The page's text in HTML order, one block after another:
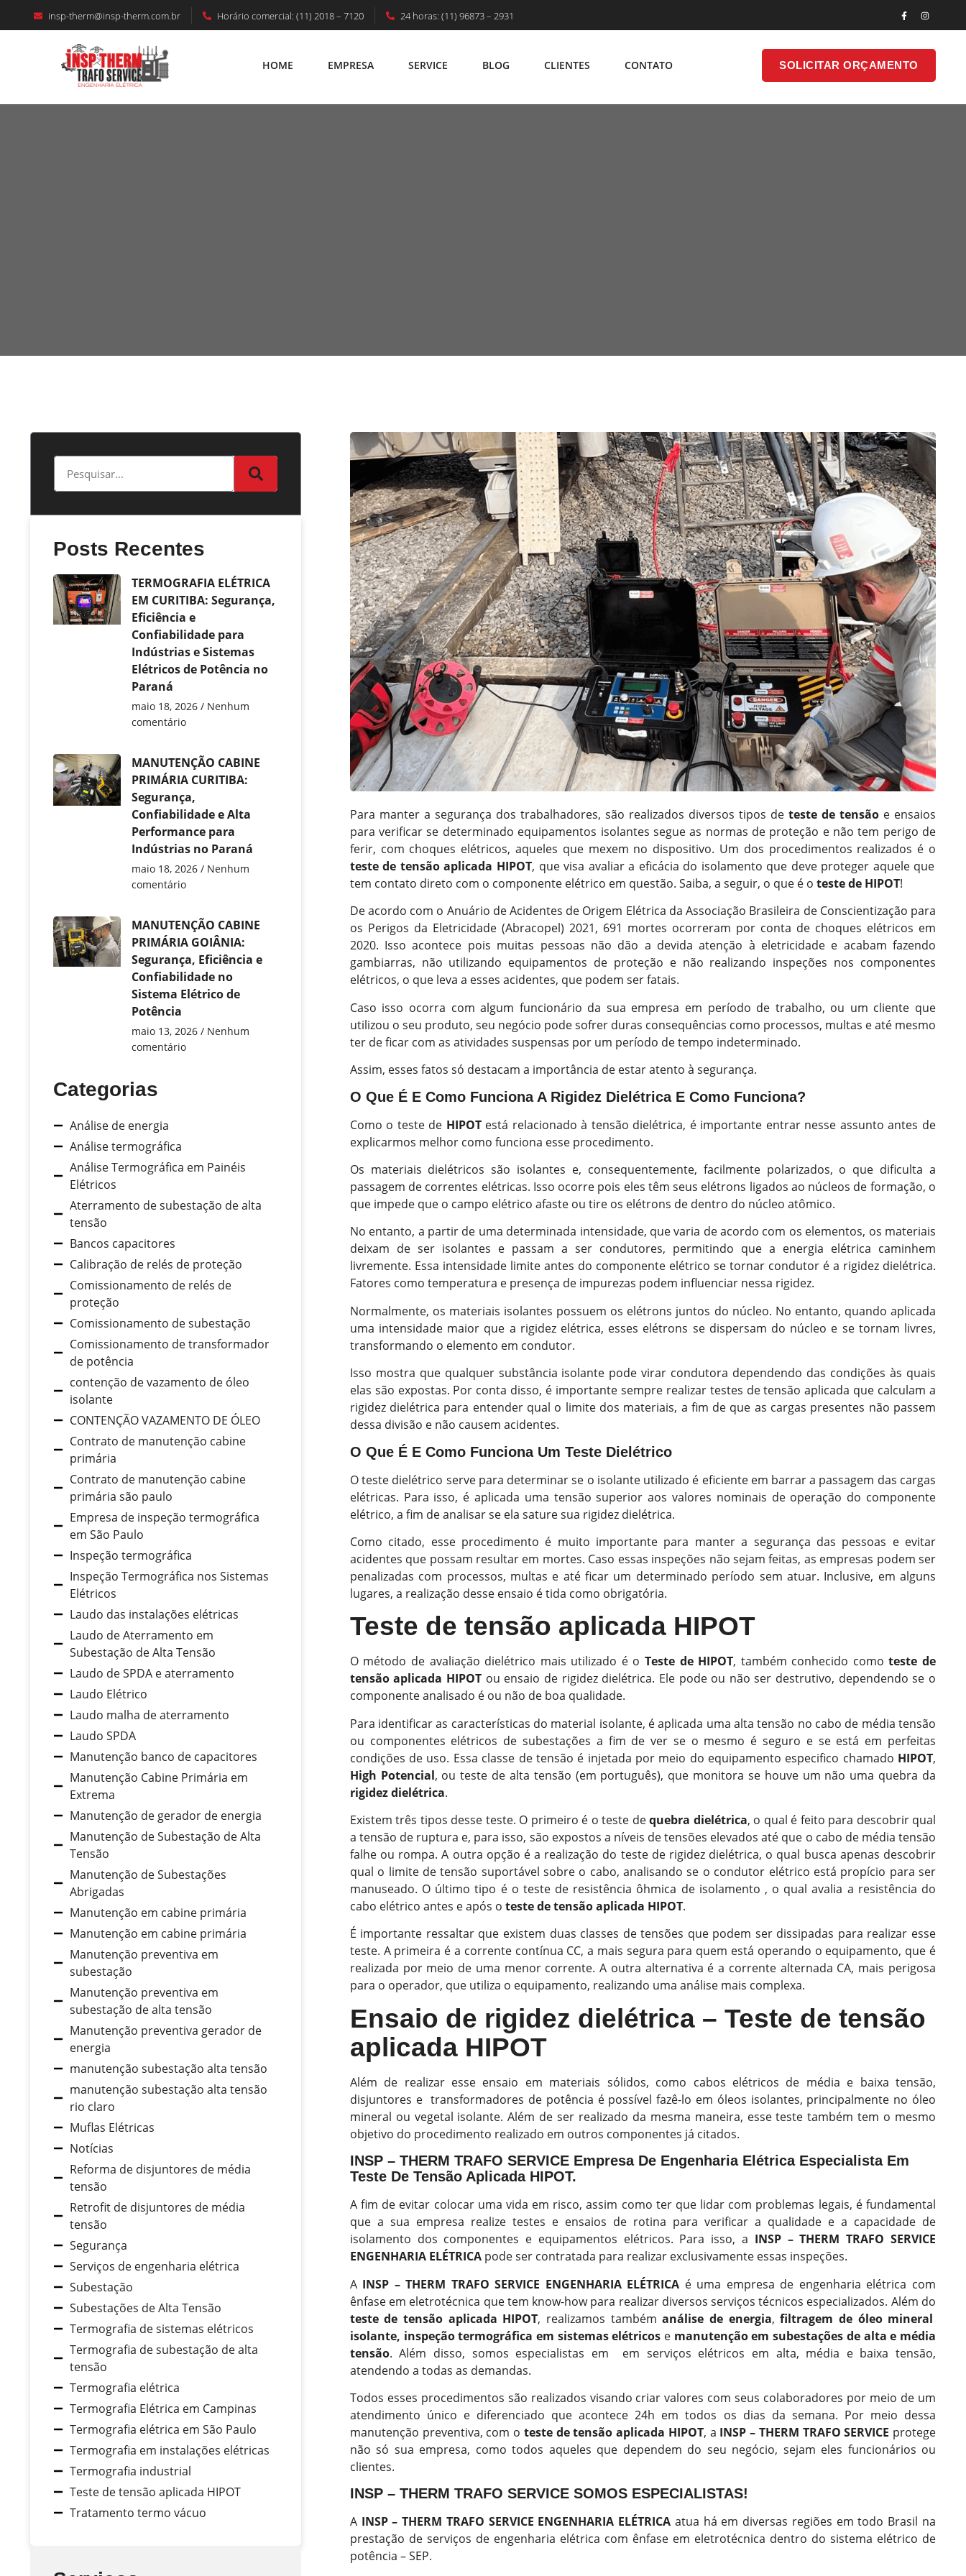
insp-therm@insp-therm.com.br Horário comercial: (11) 2018 – 7120 24 horas: (11) 96873 – 2931
HOME EMPRESA SERVICE BLOG CLIENTES CONTATO SOLICITAR ORÇAMENTO
HOME EMPRESA SERVICE BLOG CLIENTES CONTATO
SOLICITAR
ORÇAMENTO
Posts Recentes
TERMOGRAFIA ELÉTRICA
EM CURITIBA: Segurança,
Eficiência e
Confiabilidade para
Indústrias e Sistemas
Elétricos de Potência no
Paraná
maio 18, 2026 Nenhum
comentário
MANUTENÇÃO CABINE
PRIMÁRIA CURITIBA:
Segurança,
Confiabilidade e Alta
Performance para
Indústrias no Paraná
maio 18, 2026 Nenhum
comentário
MANUTENÇÃO CABINE
PRIMÁRIA GOIÂNIA:
Segurança, Eficiência e
Confiabilidade no
Sistema Elétrico de
Potência
maio 13, 2026 Nenhum
comentário
Categorias
Análise de energia
Análise termográfica
Análise Termográfica em Painéis
Elétricos
Aterramento de subestação de alta
tensão
Bancos capacitores
Calibração de relés de proteção
Comissionamento de relés de
proteção
Comissionamento de subestação
Comissionamento de transformador
de potência
contenção de vazamento de óleo
isolante
CONTENÇÃO VAZAMENTO DE ÓLEO
Contrato de manutenção cabine
primária
Contrato de manutenção cabine
primária são paulo
Empresa de inspeção termográfica
em São Paulo
Inspeção termográfica
Inspeção Termográfica nos Sistemas
Elétricos
Laudo das instalações elétricas
Laudo de Aterramento em
Subestação de Alta Tensão
Laudo de SPDA e aterramento
Laudo Elétrico
Laudo malha de aterramento
Laudo SPDA
Manutenção banco de capacitores
Manutenção Cabine Primária em
Extrema
Manutenção de gerador de energia
Manutenção de Subestação de Alta
Tensão
Manutenção de Subestações
Abrigadas
Manutenção em cabine primária
Manutenção em cabine primária
Manutenção preventiva em
subestação
Manutenção preventiva em
subestação de alta tensão
Manutenção preventiva gerador de
energia
manutenção subestação alta tensão
manutenção subestação alta tensão
rio claro
Muflas Elétricas
Notícias
Reforma de disjuntores de média
tensão
Retrofit de disjuntores de média
tensão
Segurança
Serviços de engenharia elétrica
Subestação
Subestações de Alta Tensão
Termografia de sistemas elétricos
Termografia de subestação de alta
tensão
Termografia elétrica
Termografia Elétrica em Campinas
Termografia elétrica em São Paulo
Termografia em instalações elétricas
Termografia industrial
Teste de tensão aplicada HIPOT
Tratamento termo vácuo
Para manter a segurança dos trabalhadores, são realizados diversos tipos de teste de tensãoe ensaios
para verificar se determinado equipamentos isolantes segue as normas de proteção e não tem perigo de
ferir, com choques elétricos, aqueles que mexem no dispositivo. Um dos procedimentos realizados é o
teste de tensão aplicada HIPOT, que visa avaliar a eficácia do isolamento que deve proteger aquele que
tem contato direto com o componente elétrico em questão. Saiba, a seguir, o que é o teste de HIPOT!
De acordo com o Anuário de Acidentes de Origem Elétrica da Associação Brasileira de Conscientização para
os Perigos da Eletricidade (Abracopel) 2021, 691 mortes ocorreram por conta de choques elétricos em
2020. Isso acontece pois muitas pessoas não dão a devida atenção à eletricidade e acabam fazendo
gambiarras, não utilizando equipamentos de proteção e não realizando inspeções nos componentes
elétricos, o que leva a esses acidentes, que podem ser fatais.
Caso isso ocorra com algum funcionário da sua empresa em período de trabalho, ou um cliente que
utilizou o seu produto, seu negócio pode sofrer duras consequências como processos, multas e até mesmo
ter de ficar com as atividades suspensas por um período de tempo indeterminado.
Assim, esses fatos só destacam a importância de estar atento à segurança.
O Que É E Como Funciona A Rigidez Dielétrica E Como Funciona?
Como o teste de HIPOTestá relacionado à tensão dielétrica, é importante entrar nesse assunto antes de
explicarmos melhor como funciona esse procedimento.
Os materiais dielétricos são isolantes e, consequentemente, facilmente polarizados, o que dificulta a
passagem de correntes elétricas. Isso ocorre pois eles têm seus elétrons ligados ao núcleos de formação, o
que impede que o campo elétrico afaste ou tire os elétrons de dentro do núcleo atômico.
No entanto, a partir de uma determinada intensidade, que varia de acordo com os elementos, os materiais
deixam de ser isolantes e passam a ser condutores, permitindo que a energia elétrica caminhem
livremente. Essa intensidade limite antes do componente elétrico se tornar condutor é a rigidez dielétrica.
Fatores como temperatura e presença de impurezas podem influenciar nessa rigidez.
Normalmente, os materiais isolantes possuem os elétrons juntos do núcleo. No entanto, quando aplicada
uma intensidade maior que a rigidez elétrica, esses elétrons se dispersam do núcleo e se tornam livres,
transformando o elemento em condutor.
Isso mostra que qualquer substância isolante pode virar condutora dependendo das condições às quais
elas são expostas. Por conta disso, é importante sempre realizar testes de tensão aplicada que calculam a
rigidez dielétrica para entender qual o limite dos materiais, a fim de que as cargas presentes não passem
dessa divisão e não causem acidentes.
O Que É E Como Funciona Um Teste Dielétrico
O teste dielétrico serve para determinar se o isolante utilizado é eficiente em barrar a passagem das cargas
elétricas. Para isso, é aplicada uma tensão superior aos valores nominais de operação do componente
elétrico, a fim de analisar se ela sature sua rigidez dielétrica.
Como citado, esse procedimento é muito importante para manter a segurança das pessoas e evitar
acidentes que possam resultar em mortes. Caso essas inspeções não sejam feitas, as empresas podem ser
penalizadas com processos, multas e até ficar um determinado período sem atuar. Inclusive, em alguns
lugares, a realização desse ensaio é tida como obrigatória.
Teste de tensão aplicada HIPOT
O método de avaliação dielétrico mais utilizado é o Teste de HIPOT, também conhecido comoteste de
tensão aplicada HIPOT ou ensaio de rigidez dielétrica. Ele pode ou não ser destrutivo, dependendo se o
componente analisado é ou não de boa qualidade.
Para identificar as características do material isolante, é aplicada uma alta tensão no cabo de média tensão
ou componentes elétricos de subestações a fim de ver se o mesmo é seguro e se está em perfeitas
condições de uso. Essa classe de tensão é injetada por meio do equipamento especifico chamado HIPOT,
High Potencial, ou teste de alta tensão (em português), que monitora se houve um não uma quebra da
rigidez dielétrica.
Existem três tipos desse teste. O primeiro é o teste dequebra dielétrica, o qual é feito para descobrir qual
a tensão de ruptura e, para isso, são expostos a níveis de tensões elevados até que o cabo de média tensão
falhe ou rompa. A outra opção é a realização do teste de rigidez dielétrica, o qual busca apenas descobrir
qual o limite de tensão suportável sobre o cabo, analisando se o condutor elétrico está propício para ser
manuseado. O último tipo é o teste de resistência ôhmica de isolamento , o qual avalia a resistência do
cabo elétrico antes e após o teste de tensão aplicada HIPOT.
É importante ressaltar que existem duas classes de tensões que podem ser dissipadas para realizar esse
teste. A primeira é a corrente contínua CC, a mais segura para quem está operando o equipamento, que é
realizada por meio de uma menor corrente. A outra alternativa é a corrente alternada CA, mais perigosa
para o operador, que utiliza o equipamento, realizando uma análise mais complexa.
Ensaio de rigidez dielétrica – Teste de tensão
aplicada HIPOT
Além de realizar esse ensaio em materiais sólidos, como cabos elétricos de média e baixa tensão,
disjuntores e transformadores de potência é possível fazê-lo em óleos isolantes, principalmente no óleo
mineral ou vegetal isolante. Além de ser realizado da mesma maneira, esse teste também tem o mesmo
objetivo do procedimento realizado em outros componentes já citados.
INSP – THERM TRAFO SERVICE Empresa De Engenharia Elétrica Especialista Em
Teste De Tensão Aplicada HIPOT.
A fim de evitar colocar uma vida em risco, assim como ter que lidar com problemas legais, é fundamental
que a sua empresa realize testes e ensaios de rotina para verificar a qualidade e a capacidade de
isolamento dos componentes e equipamentos elétricos. Para isso, a INSP – THERM TRAFO SERVICE
ENGENHARIA ELÉTRICApode ser contratada para realizar exclusivamente essas inspeções.
A INSP – THERM TRAFO SERVICE ENGENHARIA ELÉTRICA é uma empresa de engenharia elétrica com
ênfase em eletrotécnica que tem know-how para realizar diversos serviços técnicos especializados. Além do
teste de tensão aplicada HIPOT, realizamos tambémanálise de energia,filtragem de óleo mineral
isolante, inspeção termográfica em sistemas elétricos e manutenção em subestações de alta e média
tensão. Além disso, somos especialistas em em serviços elétricos em alta, média e baixa tensão,
atendendo a todas as demandas.
Todos esses procedimentos são realizados visando criar valores com seus colaboradores por meio de um
atendimento único e diferenciado que acontece 24h em todos os dias da semana. Por meio dessa
manutenção preventiva, com o teste de tensão aplicada HIPOT, a INSP – THERM TRAFO SERVICE protege
não só sua empresa, como todos aqueles que dependem do seu negócio, sejam eles funcionários ou
clientes.
INSP – THERM TRAFO SERVICE SOMOS ESPECIALISTAS!
A INSP – THERM TRAFO SERVICE ENGENHARIA ELÉTRICA atua há em diversas regiões em todo Brasil na
prestação de serviços de engenharia elétrica com ênfase em eletrotécnica dentro do sistema elétrico de
potência – SEP.